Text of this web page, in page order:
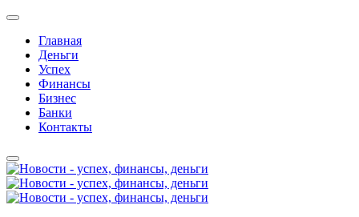
Главная
Деньги
Успех
Финансы
Бизнес
Банки
Контакты